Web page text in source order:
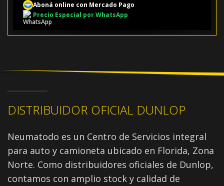
Aboná online con Mercado Pago
Precio Especial por WhatsApp
DISTRIBUIDOR OFICIAL DUNLOP
Neumatodo es un Centro de Servicios integral
para auto y camioneta ubicado en Florida, Zona
Norte. Como distribuidores oficiales de Dunlop,
contamos con amplio stock y calidad de